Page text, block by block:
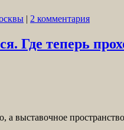
| 2 комментария
теперь
а выставочное